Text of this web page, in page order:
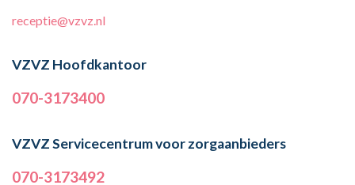
receptie@vzvz.nl
VZVZ Hoofdkantoor
070-3173400
VZVZ Servicecentrum voor zorgaanbieders
070-3173492